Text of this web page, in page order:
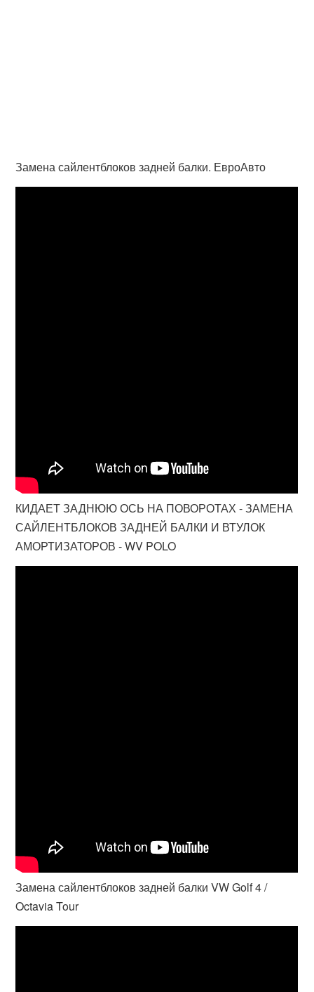
Замена сайлентблоков задней балки. ЕвроАвто
КИДАЕТ ЗАДНЮЮ ОСЬ НА ПОВОРОТАХ - ЗАМЕНА
САЙЛЕНТБЛОКОВ ЗАДНЕЙ БАЛКИ И ВТУЛОК
АМОРТИЗАТОРОВ - WV POLO
Замена сайлентблоков задней балки VW Golf 4 /
Octavia Tour